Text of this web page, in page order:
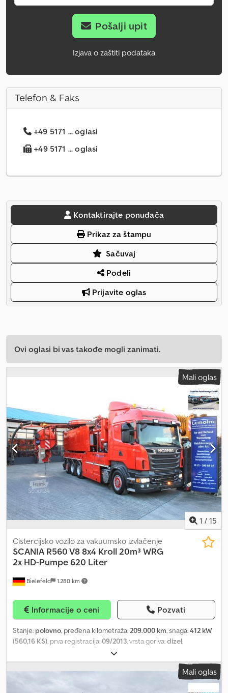
Pošalji upit
Izjava o zaštiti podataka
Telefon & Faks
+49 5171 ... oglasi
+49 5171 ... oglasi
Kontaktirajte ponuđača
Prikaz za štampu
Sačuvaj
Podeli
Prijavite oglas
Ovi oglasi bi vas takođe mogli zanimati.
Mali oglas
1 / 15
Bielefeld 1.280 km
Cistercijsko vozilo za vakuumsko izvlačenje
SCANIA R560 V8 8x4 Kroll 20m³ WRG
2x HD-Pumpe 620 Liter
Informacije o ceni Pozvati
Stanje: polovno, pređena kilometraža:209.000 km, snaga:412 kW
(560,16 KS), prva registracija:09/2013, vrsta goriva:dizel,
, kočnice:
tip prenosa:poluautomatski, emisioni razred:Euro 5, zapremina
tovarnog prostora:20 m³, Oprema: ABS, dizalica, elektronski
program stabilnosti (ESP), grejač za parkiranje, klima uređaj,
Mali oglas